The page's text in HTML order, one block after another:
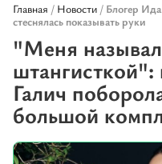
Главная / Новости / Блогер
стеснялась показывать руки
"Меня
Галич
большой